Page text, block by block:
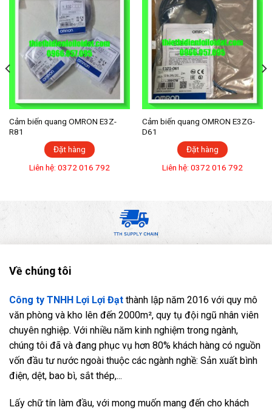
Cảm biến quang OMRON E3Z-
R81
Đặt hàng
Liên hệ: 0372 016 792
Cảm biến quang OMRON E3ZG-
D61
Đặt hàng
Liên hệ: 0372 016 792
Về chúng tôi
Công ty TNHH Lợi Lợi Đạt thành lập năm 2016 với quy mô
văn phòng và kho lên đến 2000m², quy tụ đội ngũ nhân viên
chuyên nghiệp. Với nhiều năm kinh nghiệm trong ngành,
chúng tôi đã và đang phục vụ hơn 80% khách hàng có nguồn
vốn đầu tư nước ngoài thuộc các ngành nghề: Sản xuất bình
điện, dệt, bao bì, sắt thép,...
Lấy chữ tín làm đầu, với mong muốn mang đến cho khách